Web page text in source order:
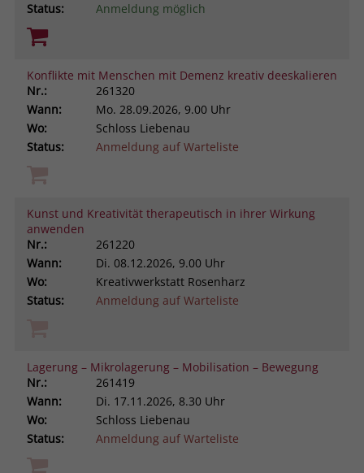
Status:
Anmeldung möglich
Konflikte mit Menschen mit Demenz kreativ deeskalieren
Nr.:
261320
Wann:
Mo. 28.09.2026, 9.00 Uhr
Wo:
Schloss Liebenau
Status:
Anmeldung auf Warteliste
Kunst und Kreativität therapeutisch in ihrer Wirkung
anwenden
Nr.:
261220
Wann:
Di. 08.12.2026, 9.00 Uhr
Wo:
Kreativwerkstatt Rosenharz
Status:
Anmeldung auf Warteliste
Lagerung – Mikrolagerung – Mobilisation – Bewegung
Nr.:
261419
Wann:
Di. 17.11.2026, 8.30 Uhr
Wo:
Schloss Liebenau
Status:
Anmeldung auf Warteliste